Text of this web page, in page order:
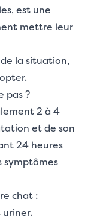
est une
mettre leur
la situation,
pas ?
2 à 4
et de son
24 heures
symptômes
chat :